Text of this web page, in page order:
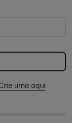
uma aqui